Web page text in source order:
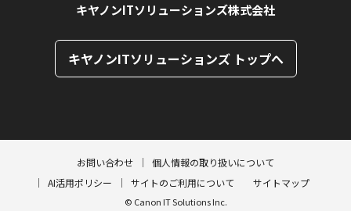
キヤノンITソリューションズ株式会社
キヤノンITソリューションズ トップへ
お問い合わせ
個人情報の取り扱いについて
AI活用ポリシー
サイトのご利用について サイトマップ
© Canon IT Solutions Inc.